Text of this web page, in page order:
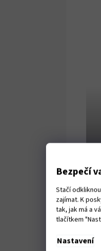
Bezpečí
Stačí
zajímat. K
tak, jak má a
tlačítkem
Nastavení